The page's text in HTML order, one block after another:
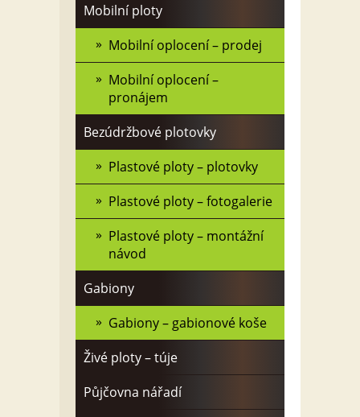
Mobilní ploty
Mobilní oplocení – prodej
Mobilní oplocení –
pronájem
Bezúdržbové plotovky
Plastové ploty – plotovky
Plastové ploty – fotogalerie
Plastové ploty – montážní
návod
Gabiony
Gabiony – gabionové koše
Živé ploty – túje
Půjčovna nářadí